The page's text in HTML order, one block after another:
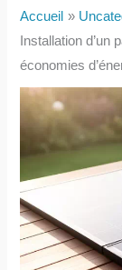
Accueil
Installation d’un
économies